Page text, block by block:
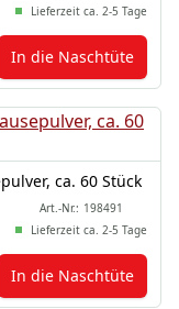
Lieferzeit ca. 2-5 Tage
In die Naschtüte
ca. 60 Stück
Art.-Nr.: 198491
Lieferzeit ca. 2-5 Tage
In die Naschtüte